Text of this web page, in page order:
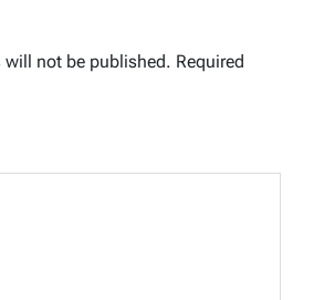
will not be published. Required